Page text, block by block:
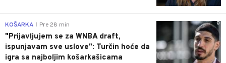
0
KOŠARKA Pre 28 min
"Prijavljujem se za WNBA draft,
ispunjavam sve uslove": Turčin hoće da
igra sa najboljim košarkašicama